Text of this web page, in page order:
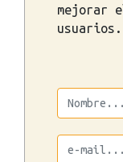
mejorar
usuarios.